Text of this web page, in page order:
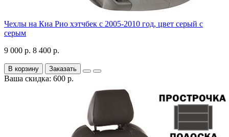
Чехлы на Киа Рио хэтчбек с 2005-2010 год, цвет серый с
серым
9 000 р. 8 400 р.
В корзину Заказать
Ваша скидка: 600 р.